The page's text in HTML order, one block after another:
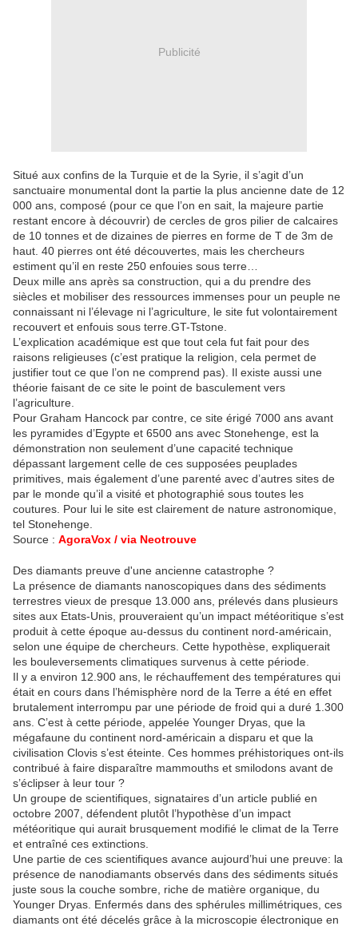
Publicité
Situé aux confins de la Turquie et de la Syrie, il s’agit d’un
sanctuaire monumental dont la partie la plus ancienne date de 12
000 ans, composé (pour ce que l’on en sait, la majeure partie
restant encore à découvrir) de cercles de gros pilier de calcaires
de 10 tonnes et de dizaines de pierres en forme de T de 3m de
haut. 40 pierres ont été découvertes, mais les chercheurs
estiment qu’il en reste 250 enfouies sous terre…
Deux mille ans après sa construction, qui a du prendre des
siècles et mobiliser des ressources immenses pour un peuple ne
connaissant ni l’élevage ni l’agriculture, le site fut volontairement
recouvert et enfouis sous terre.GT-Tstone.
L’explication académique est que tout cela fut fait pour des
raisons religieuses (c’est pratique la religion, cela permet de
justifier tout ce que l’on ne comprend pas). Il existe aussi une
théorie faisant de ce site le point de basculement vers
l’agriculture.
Pour Graham Hancock par contre, ce site érigé 7000 ans avant
les pyramides d’Egypte et 6500 ans avec Stonehenge, est la
démonstration non seulement d’une capacité technique
dépassant largement celle de ces supposées peuplades
primitives, mais également d’une parenté avec d’autres sites de
par le monde qu’il a visité et photographié sous toutes les
coutures. Pour lui le site est clairement de nature astronomique,
tel Stonehenge.
Source : AgoraVox / via Neotrouve
Des diamants preuve d'une ancienne catastrophe ?
La présence de diamants nanoscopiques dans des sédiments
terrestres vieux de presque 13.000 ans, prélevés dans plusieurs
sites aux Etats-Unis, prouveraient qu’un impact météoritique s’est
produit à cette époque au-dessus du continent nord-américain,
selon une équipe de chercheurs. Cette hypothèse, expliquerait
les bouleversements climatiques survenus à cette période.
Il y a environ 12.900 ans, le réchauffement des températures qui
était en cours dans l’hémisphère nord de la Terre a été en effet
brutalement interrompu par une période de froid qui a duré 1.300
ans. C’est à cette période, appelée Younger Dryas, que la
mégafaune du continent nord-américain a disparu et que la
civilisation Clovis s’est éteinte. Ces hommes préhistoriques ont-ils
contribué à faire disparaître mammouths et smilodons avant de
s’éclipser à leur tour ?
Un groupe de scientifiques, signataires d’un article publié en
octobre 2007, défendent plutôt l’hypothèse d’un impact
météoritique qui aurait brusquement modifié le climat de la Terre
et entraîné ces extinctions.
Une partie de ces scientifiques avance aujourd’hui une preuve: la
présence de nanodiamants observés dans des sédiments situés
juste sous la couche sombre, riche de matière organique, du
Younger Dryas. Enfermés dans des sphérules millimétriques, ces
diamants ont été décelés grâce à la microscopie électronique en